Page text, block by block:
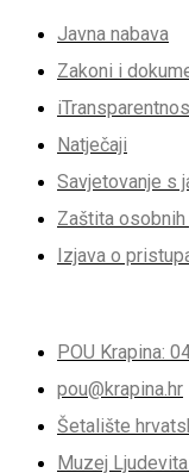
Javna nabava
Zakoni i
Natječaji
Savjetovanje s
Zaštita
Izjava o
POU Krapina:
pou@krapina.hr
Šetalište
Muzej